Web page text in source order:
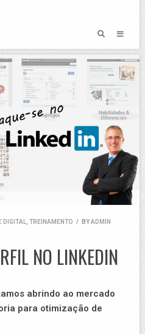
DIGITAL TREINAMENTO / BYADMIN
NO LINKEDIN
abrindo ao mercado
para otimização de